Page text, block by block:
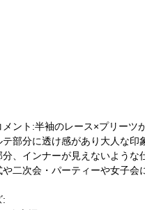
メント:半袖のレース×プリーツ
テ部分に透け感があり大人な
分、インナーが見えないような
や二次会・パーティーや女子会
: